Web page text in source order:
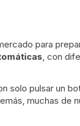
para
, con
solo pulsar un
muchas